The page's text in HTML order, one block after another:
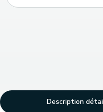
Description